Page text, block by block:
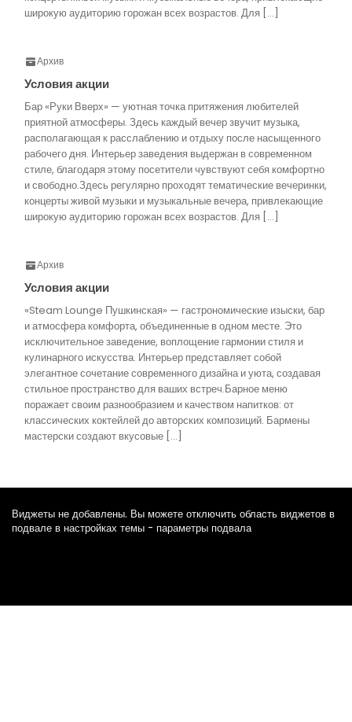
широкую аудиторию горожан всех возрастов. Для […]
Архив
Условия акции
Бар «Руки Вверх» — уютная точка притяжения любителей
приятной атмосферы. Здесь каждый вечер звучит музыка,
располагающая к расслаблению и отдыху после насыщенного
рабочего дня. Интерьер заведения выдержан в современном
стиле, благодаря этому посетители чувствуют себя комфортно
и свободно.Здесь регулярно проходят тематические вечеринки,
концерты живой музыки и музыкальные вечера, привлекающие
широкую аудиторию горожан всех возрастов. Для […]
Архив
Условия акции
«Steam Lounge Пушкинская» — гастрономические изыски, бар
и атмосфера комфорта, объединенные в одном месте. Это
исключительное заведение, воплощение гармонии стиля и
кулинарного искусства. Интерьер представляет собой
элегантное сочетание современного дизайна и уюта, создавая
стильное пространство для ваших встреч.Барное меню
поражает своим разнообразием и качеством напитков: от
классических коктейлей до авторских композиций. Бармены
мастерски создают вкусовые […]
Виджеты не добавлены. Вы можете отключить область виджетов в
подвале в настройках темы - параметры подвала